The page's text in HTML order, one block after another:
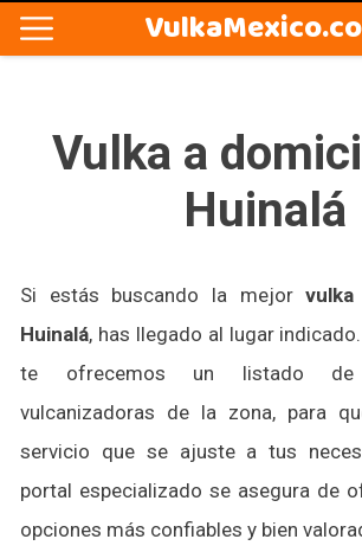
Vulka a
Huinalá
Si estás buscando la mejor
Huinalá, has llegado al lugar
te ofrecemos un listado
vulcanizadoras de la zona, para
servicio que se ajuste a tus
portal especializado se asegura de
opciones más confiables y bien